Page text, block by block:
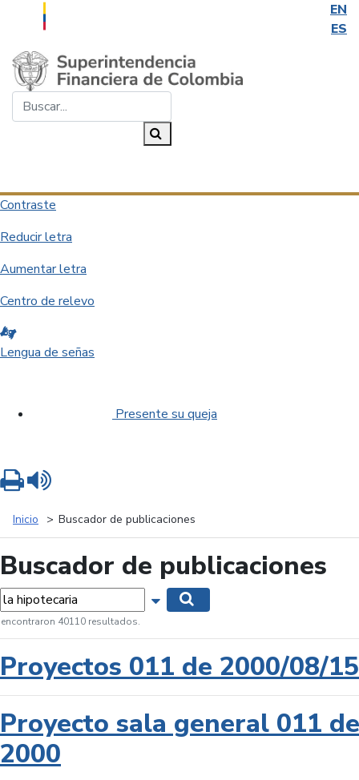
EN
ES
Saltar al contenido principal
Contraste
Reducir letra
Aumentar letra
Centro de relevo
Lengua de señas
Presente su queja
Inicio Buscador de publicaciones
Buscador de publicaciones
Mostrar opciones de búsqueda
encontraron 40110 resultados.
Proyectos 011 de 2000/08/15
Proyecto sala general 011 de
2000
Imprimir